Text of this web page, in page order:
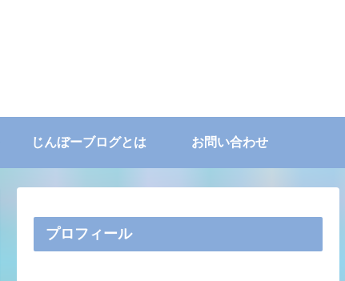
じんぼーブログとは お問い合わせ
プロフィール